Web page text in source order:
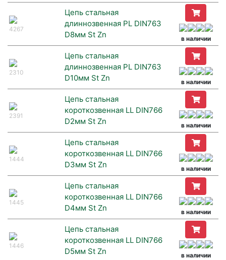
4267
Цепь стальная
длиннозвенная PL DIN763
D8мм St Zn
в наличии
2310
Цепь стальная
длиннозвенная PL DIN763
D10мм St Zn
в наличии
2391
Цепь стальная
короткозвенная LL DIN766
D2мм St Zn
в наличии
1444
Цепь стальная
короткозвенная LL DIN766
D3мм St Zn
в наличии
1445
Цепь стальная
короткозвенная LL DIN766
D4мм St Zn
в наличии
1446
Цепь стальная
короткозвенная LL DIN766
D5мм St Zn
в наличии